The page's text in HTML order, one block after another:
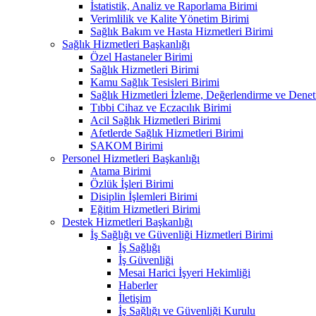
İstatistik, Analiz ve Raporlama Birimi
Verimlilik ve Kalite Yönetim Birimi
Sağlık Bakım ve Hasta Hizmetleri Birimi
Sağlık Hizmetleri Başkanlığı
Özel Hastaneler Birimi
Sağlık Hizmetleri Birimi
Kamu Sağlık Tesisleri Birimi
Sağlık Hizmetleri İzleme, Değerlendirme ve
Tıbbi Cihaz ve Eczacılık Birimi
Acil Sağlık Hizmetleri Birimi
Afetlerde Sağlık Hizmetleri Birimi
SAKOM Birimi
Personel Hizmetleri Başkanlığı
Atama Birimi
Özlük İşleri Birimi
Disiplin İşlemleri Birimi
Eğitim Hizmetleri Birimi
Destek Hizmetleri Başkanlığı
İş Sağlığı ve Güvenliği Hizmetleri Birimi
İş Sağlığı
İş Güvenliği
Mesai Harici İşyeri Hekimliği
Haberler
İletişim
İş Sağlığı ve Güvenliği Kurulu